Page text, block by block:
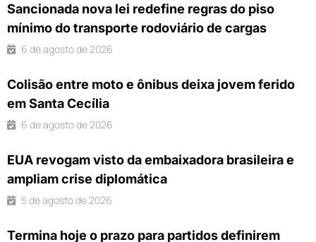
Sancionada nova lei redefine regras do piso
mínimo do transporte rodoviário de cargas
6 de agosto de 2026
Colisão entre moto e ônibus deixa jovem ferido
em Santa Cecília
6 de agosto de 2026
EUA revogam visto da embaixadora brasileira e
ampliam crise diplomática
5 de agosto de 2026
Termina hoje o prazo para partidos definirem